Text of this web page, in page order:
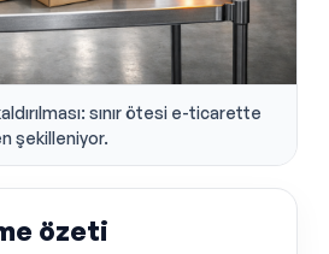
sınır ötesi e-ticarette
şekilleniyor.
özeti